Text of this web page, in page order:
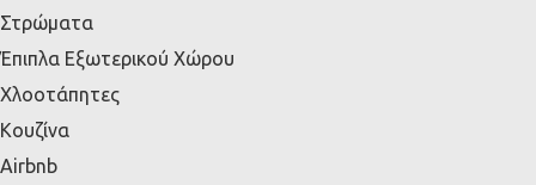
Στρώματα
Έπιπλα Εξωτερικού Χώρου
Χλοοτάπητες
Κουζίνα
Airbnb